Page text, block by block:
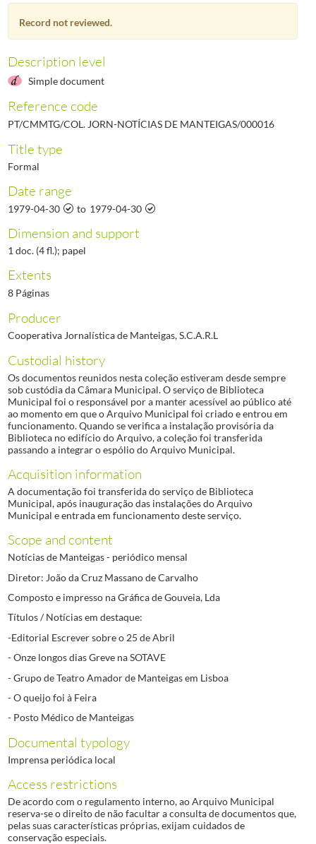
000018Notícias de Manteigas - Ano II, N.º 18, 1979-06-301979-06-30/1979-06-30
000019 Notícias de Manteigas - Ano II, N.º 19, 1979-07-31
000020Notícias de Manteigas - Ano II, N.º 20, 1979-09-301979-09-30/1979-09-30
000021
Notícias de Manteigas - Ano II, N.º 21, 1979-10-31
000461Notícias de Manteigas - Ano XXXVII, N.º 461, 2017-05-31
Record not reviewed.
Description level
Simple document
Reference code
PT/CMMTG/COL. JORN-NOTÍCIAS DE MANTEIGAS/000016
Title type
Formal
Date range
1979-04-30 to 1979-04-30
Dimension and support
1 doc. (4 fl.); papel
Extents
8 Páginas
Producer
Cooperativa Jornalística de Manteigas, S.C.A.R.L
Custodial history
Os documentos reunidos nesta coleção estiveram desde sempre
sob custódia da Câmara Municipal. O serviço de Biblioteca
Municipal foi o responsável por a manter acessível ao público até
ao momento em que o Arquivo Municipal foi criado e entrou em
funcionamento. Quando se verifica a instalação provisória da
Biblioteca no edifício do Arquivo, a coleção foi transferida
passando a integrar o espólio do Arquivo Municipal.
Acquisition information
A documentação foi transferida do serviço de Biblioteca
Municipal, após inauguração das instalações do Arquivo
Municipal e entrada em funcionamento deste serviço.
Scope and content
Notícias de Manteigas - periódico mensal
Diretor: João da Cruz Massano de Carvalho
Composto e impresso na Gráfica de Gouveia, Lda
Títulos / Notícias em destaque:
-Editorial Escrever sobre o 25 de Abril
- Onze longos dias Greve na SOTAVE
- Grupo de Teatro Amador de Manteigas em Lisboa
- O queijo foi à Feira
- Posto Médico de Manteigas
Documental typology
Imprensa periódica local
Access restrictions
De acordo com o regulamento interno, ao Arquivo Municipal
reserva-se o direito de não facultar a consulta de documentos que,
pelas suas características próprias, exijam cuidados de
conservação especiais.